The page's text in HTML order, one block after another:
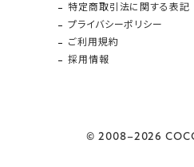
特定商取引法に関する表記
プライバシーポリシー
ご利用規約
採用情報
© 2008–2026